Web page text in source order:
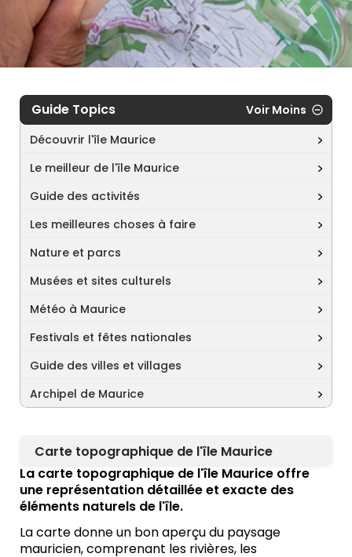
Guide Topics
Voir Moins
Découvrir l'île Maurice
Le meilleur de l'île Maurice
Guide des activités
Les meilleures choses à faire
Nature et parcs
Musées et sites culturels
Météo à Maurice
Festivals et fêtes nationales
Guide des villes et villages
Archipel de Maurice
Carte topographique de l'île Maurice
La carte topographique de l'île Maurice offre
une représentation détaillée et exacte des
éléments naturels de l'île.
La carte donne un bon aperçu du paysage
mauricien, comprenant les rivières, les